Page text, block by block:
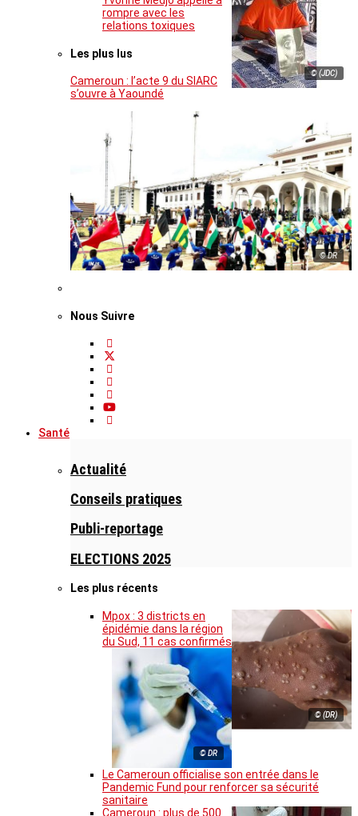
© (JDC)
rompre avec les
relations toxiques
Les plus lus
Cameroun : l’acte 9 du SIARC
s’ouvre à Yaoundé
© DR
Nous Suivre
Santé
Actualité
Conseils pratiques
Publi-reportage
ELECTIONS 2025
Les plus récents
© (DR)
Mpox : 3 districts en
épidémie dans la région
du Sud, 11 cas confirmés
© DR
Le Cameroun officialise son entrée dans le
Pandemic Fund pour renforcer sa sécurité
sanitaire
Cameroun : plus de 500